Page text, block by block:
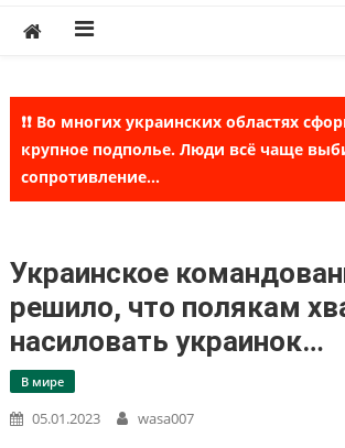
❗❗ Во многих украинских областях
крупное подполье. Люди всё чаще
сопротивление...
Украинское
решило, что полякам
насиловать украинок…
В мире
05.01.2023 wasa007